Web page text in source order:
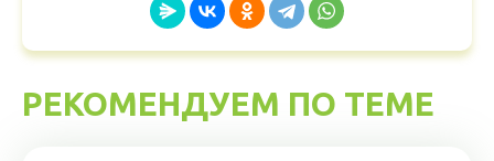
РЕКОМЕНДУЕМ ПО ТЕМЕ